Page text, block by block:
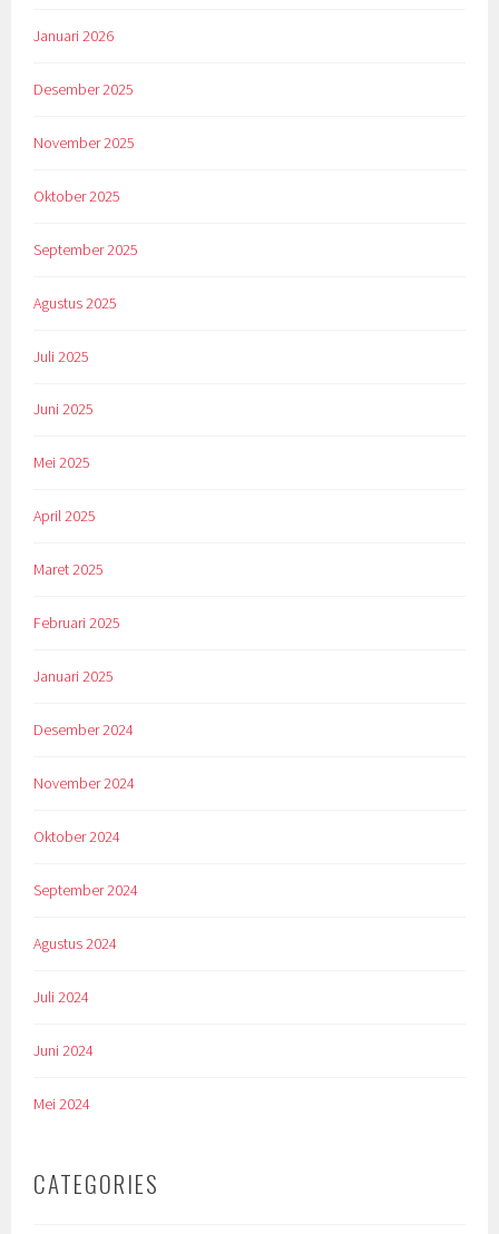
Januari 2026
Desember 2025
November 2025
Oktober 2025
September 2025
Agustus 2025
Juli 2025
Juni 2025
Mei 2025
April 2025
Maret 2025
Februari 2025
Januari 2025
Desember 2024
November 2024
Oktober 2024
September 2024
Agustus 2024
Juli 2024
Juni 2024
Mei 2024
CATEGORIES